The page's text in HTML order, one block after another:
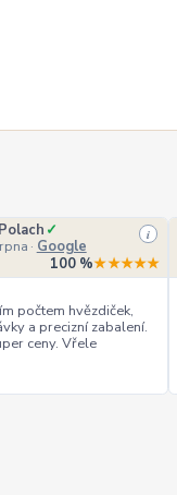
✓
· Google
i
100 %★★★★★
počtem hvězdiček,
a precizní zabalení.
ceny. Vřele